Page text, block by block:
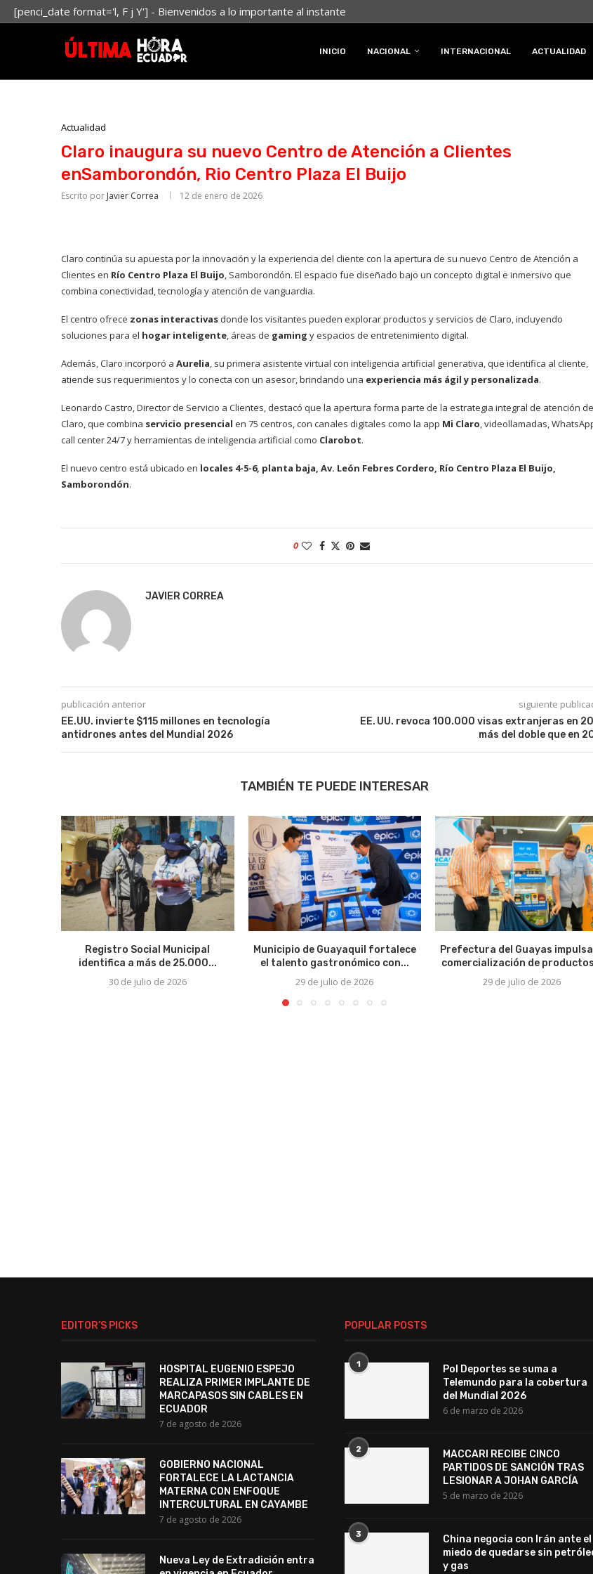
[penci_date format='l, F j Y'] - Bienvenidos a lo importante al instante
INICIO NACIONAL INTERNACIONAL ACTUALIDAD
Actualidad
Claro inaugura su nuevo Centro de Atención a Clientes
enSamborondón, Rio Centro Plaza El Buijo
Escrito por Javier Correa 12 de enero de 2026
Claro continúa su apuesta por la innovación y la experiencia del cliente con la apertura de su nuevo Centro de Atención a
Clientes en Río Centro Plaza El Buijo, Samborondón. El espacio fue diseñado bajo un concepto digital e inmersivo que
combina conectividad, tecnología y atención de vanguardia.
El centro ofrece zonas interactivas donde los visitantes pueden explorar productos y servicios de Claro, incluyendo
soluciones para el hogar inteligente, áreas de gaming y espacios de entretenimiento digital.
Además, Claro incorporó a Aurelia, su primera asistente virtual con inteligencia artificial generativa, que identifica al cliente,
atiende sus requerimientos y lo conecta con un asesor, brindando una experiencia más ágil y personalizada.
Leonardo Castro, Director de Servicio a Clientes, destacó que la apertura forma parte de la estrategia integral de atención de
Claro, que combina servicio presencial en 75 centros, con canales digitales como la app Mi Claro, videollamadas,
call center 24/7 y herramientas de inteligencia artificial como Clarobot.
El nuevo centro está ubicado en locales 4-5-6, planta baja, Av. León Febres Cordero, Río Centro Plaza El Buijo,
Samborondón.
0
JAVIER CORREA
publicación anterior
EE.UU. invierte $115 millones en tecnología
antidrones antes del Mundial 2026
siguiente
EE. UU. revoca 100.000 visas extranjeras en
más del doble que en
TAMBIÉN TE PUEDE INTERESAR
Registro Social Municipal
identifica a más de 25.000...
30 de julio de 2026
Municipio de Guayaquil fortalece
el talento gastronómico con...
29 de julio de 2026
Prefectura del Guayas
comercialización de
29 de julio de 2026
EDITOR’S PICKS
HOSPITAL EUGENIO ESPEJO
REALIZA PRIMER IMPLANTE DE
MARCAPASOS SIN CABLES EN
ECUADOR
7 de agosto de 2026
GOBIERNO NACIONAL
FORTALECE LA LACTANCIA
MATERNA CON ENFOQUE
INTERCULTURAL EN CAYAMBE
7 de agosto de 2026
Nueva Ley de Extradición entra
POPULAR POSTS
1
Pol Deportes se suma a
Telemundo para la cobertura
del Mundial 2026
6 de marzo de 2026
2
MACCARI RECIBE CINCO
PARTIDOS DE SANCIÓN TRAS
LESIONAR A JOHAN GARCÍA
5 de marzo de 2026
3
China negocia con Irán ante el
miedo de quedarse sin
y gas